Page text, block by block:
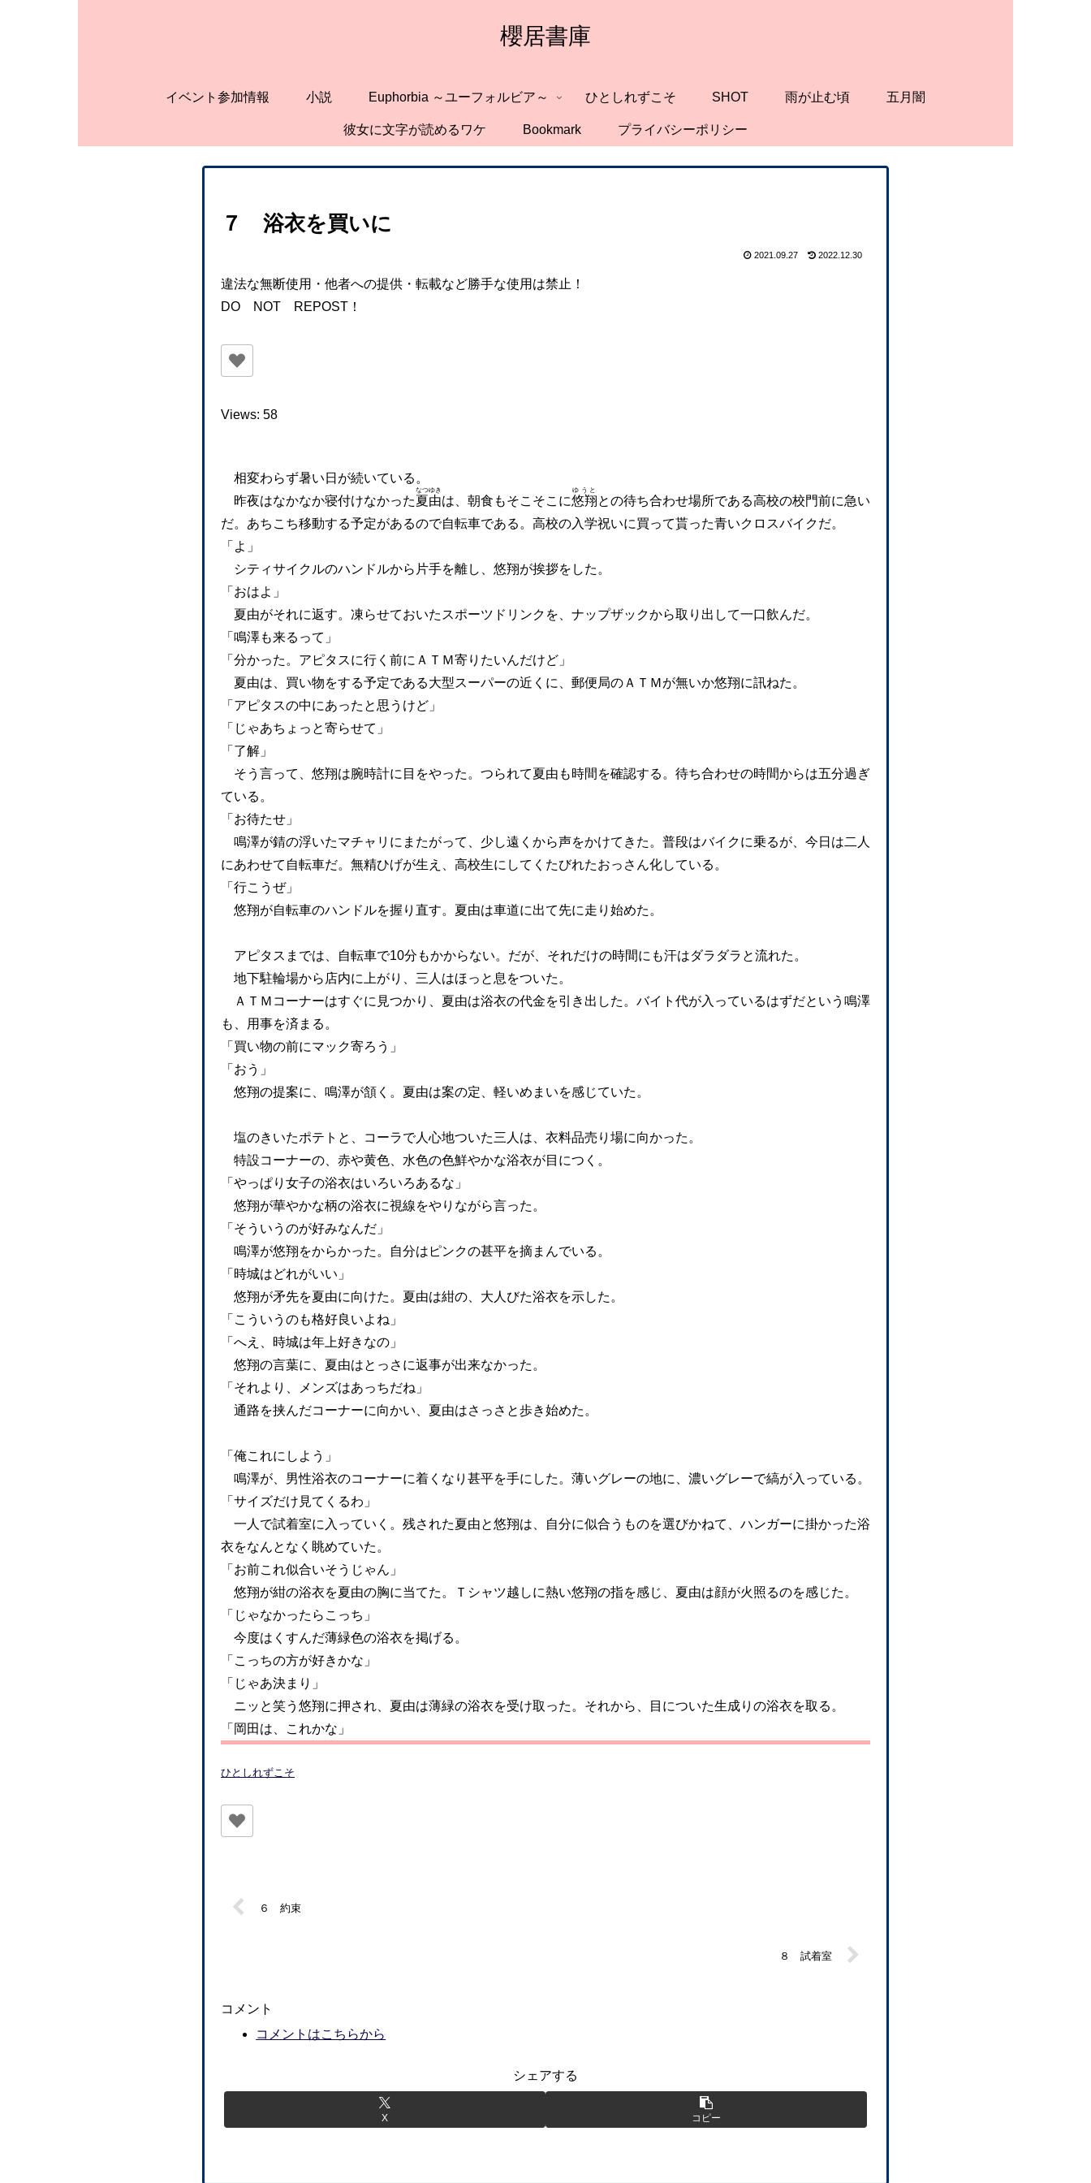
櫻居書庫
イベント参加情報 小説 Euphorbia ～ユーフォルビア～ ひとしれずこそ SHOT 雨が止む頃 五月闇
彼女に文字が読めるワケ Bookmark プライバシーポリシー
７ 浴衣を買いに
2021.09.27 2022.12.30
違法な無断使用・他者への提供・転載など勝手な使用は禁止！
DO NOT REPOST！
Views: 58
相変わらず暑い日が続いている。
昨夜はなかなか寝付けなかった夏由
なつゆき
は、朝食もそこそこに悠翔
ゆうと
との待ち合わせ場所である高校の校門前に急い
だ。あちこち移動する予定があるので自転車である。高校の入学祝いに買って貰った青いクロスバイクだ。
「よ」
シティサイクルのハンドルから片手を離し、悠翔が挨拶をした。
「おはよ」
夏由がそれに返す。凍らせておいたスポーツドリンクを、ナップザックから取り出して一口飲んだ。
「鳴澤も来るって」
「分かった。アピタスに行く前にＡＴＭ寄りたいんだけど」
夏由は、買い物をする予定である大型スーパーの近くに、郵便局のＡＴＭが無いか悠翔に訊ねた。
「アピタスの中にあったと思うけど」
「じゃあちょっと寄らせて」
「了解」
そう言って、悠翔は腕時計に目をやった。つられて夏由も時間を確認する。待ち合わせの時間からは五分過ぎ
ている。
「お待たせ」
鳴澤が錆の浮いたマチャリにまたがって、少し遠くから声をかけてきた。普段はバイクに乗るが、今日は二人
にあわせて自転車だ。無精ひげが生え、高校生にしてくたびれたおっさん化している。
「行こうぜ」
悠翔が自転車のハンドルを握り直す。夏由は車道に出て先に走り始めた。
アピタスまでは、自転車で10分もかからない。だが、それだけの時間にも汗はダラダラと流れた。
地下駐輪場から店内に上がり、三人はほっと息をついた。
ＡＴＭコーナーはすぐに見つかり、夏由は浴衣の代金を引き出した。バイト代が入っているはずだという鳴澤
も、用事を済まる。
「買い物の前にマック寄ろう」
「おう」
悠翔の提案に、鳴澤が頷く。夏由は案の定、軽いめまいを感じていた。
塩のきいたポテトと、コーラで人心地ついた三人は、衣料品売り場に向かった。
特設コーナーの、赤や黄色、水色の色鮮やかな浴衣が目につく。
「やっぱり女子の浴衣はいろいろあるな」
悠翔が華やかな柄の浴衣に視線をやりながら言った。
「そういうのが好みなんだ」
鳴澤が悠翔をからかった。自分はピンクの甚平を摘まんでいる。
「時城はどれがいい」
悠翔が矛先を夏由に向けた。夏由は紺の、大人びた浴衣を示した。
「こういうのも格好良いよね」
「へえ、時城は年上好きなの」
悠翔の言葉に、夏由はとっさに返事が出来なかった。
「それより、メンズはあっちだね」
通路を挟んだコーナーに向かい、夏由はさっさと歩き始めた。
「俺これにしよう」
鳴澤が、男性浴衣のコーナーに着くなり甚平を手にした。薄いグレーの地に、濃いグレーで縞が入っている。
「サイズだけ見てくるわ」
一人で試着室に入っていく。残された夏由と悠翔は、自分に似合うものを選びかねて、ハンガーに掛かった浴
衣をなんとなく眺めていた。
「お前これ似合いそうじゃん」
悠翔が紺の浴衣を夏由の胸に当てた。Ｔシャツ越しに熱い悠翔の指を感じ、夏由は顔が火照るのを感じた。
「じゃなかったらこっち」
今度はくすんだ薄緑色の浴衣を掲げる。
「こっちの方が好きかな」
「じゃあ決まり」
ニッと笑う悠翔に押され、夏由は薄緑の浴衣を受け取った。それから、目についた生成りの浴衣を取る。
「岡田は、これかな」
ひとしれずこそ
６ 約束
８ 試着室
コメント
コメントはこちらから
シェアする
X コピー